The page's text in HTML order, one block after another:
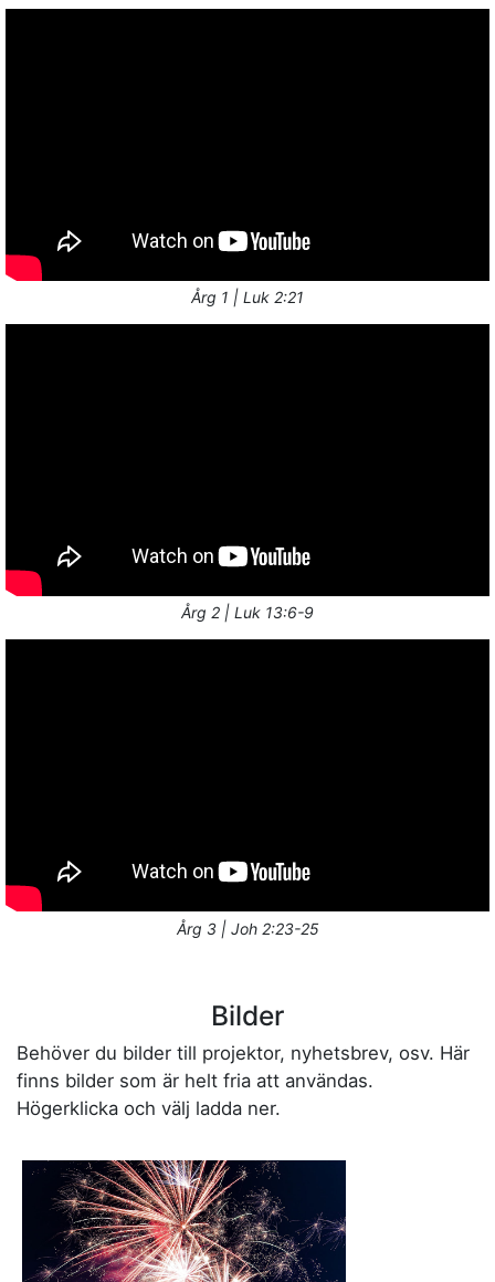
Årg 1 | Luk 2:21
Årg 2 | Luk 13:6-9
Årg 3 | Joh 2:23-25
Bilder
Behöver du bilder till projektor, nyhetsbrev, osv. Här
finns bilder som är helt fria att användas.
Högerklicka och välj ladda ner.